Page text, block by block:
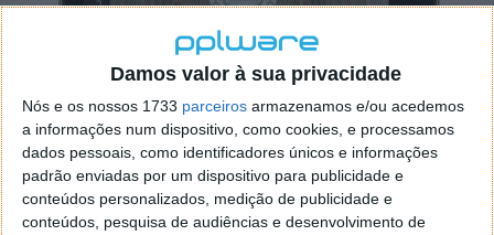
Damos valor à sua privacidade
Nós e os nossos 1733 parceiros armazenamos e/ou acedemos
a informações num dispositivo, como cookies, e processamos
dados pessoais, como identificadores únicos e informações
padrão enviadas por um dispositivo para publicidade e
conteúdos personalizados, medição de publicidade e
conteúdos, pesquisa de audiências e desenvolvimento de